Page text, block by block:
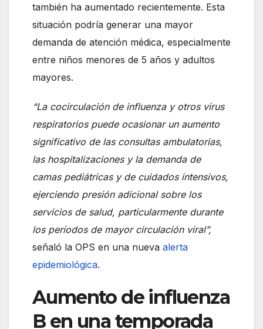
también ha aumentado recientemente. Esta
situación podría generar una mayor
demanda de atención médica, especialmente
entre niños menores de 5 años y adultos
mayores.
“La cocirculación de influenza y otros virus
respiratorios puede ocasionar un aumento
significativo de las consultas ambulatorias,
las hospitalizaciones y la demanda de
camas pediátricas y de cuidados intensivos,
ejerciendo presión adicional sobre los
servicios de salud, particularmente durante
los períodos de mayor circulación viral”,
señaló la OPS en una nueva alerta
epidemiológica.
Aumento de influenza
B en una temporada